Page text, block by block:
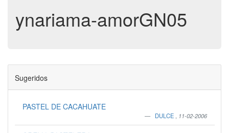
ynariama-amorGN05
Sugeridos
PASTEL DE CACAHUATE
DULCE 11-02-2006